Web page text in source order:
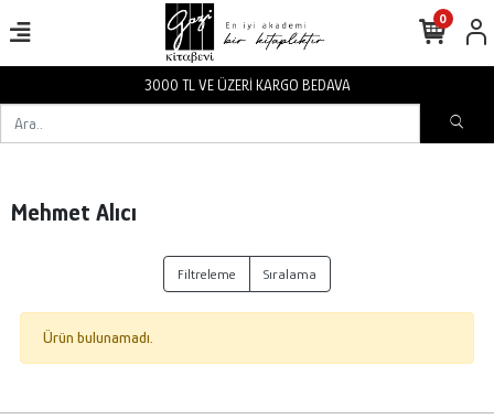
3000 TL VE ÜZERİ KARGO BEDAVA
0
Mehmet Alıcı
Filtreleme Sıralama
Ürün bulunamadı.